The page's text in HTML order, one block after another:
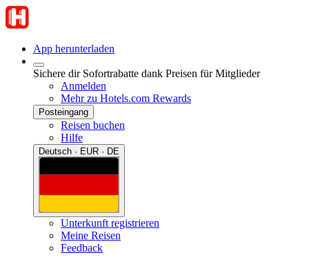
App herunterladen
Sichere dir Sofortrabatte dank Preisen für Mitglieder
Anmelden
Mehr zu Hotels.com Rewards
Posteingang
Reisen buchen
Hilfe
Deutsch · EUR · DE
Unterkunft registrieren
Meine Reisen
Feedback